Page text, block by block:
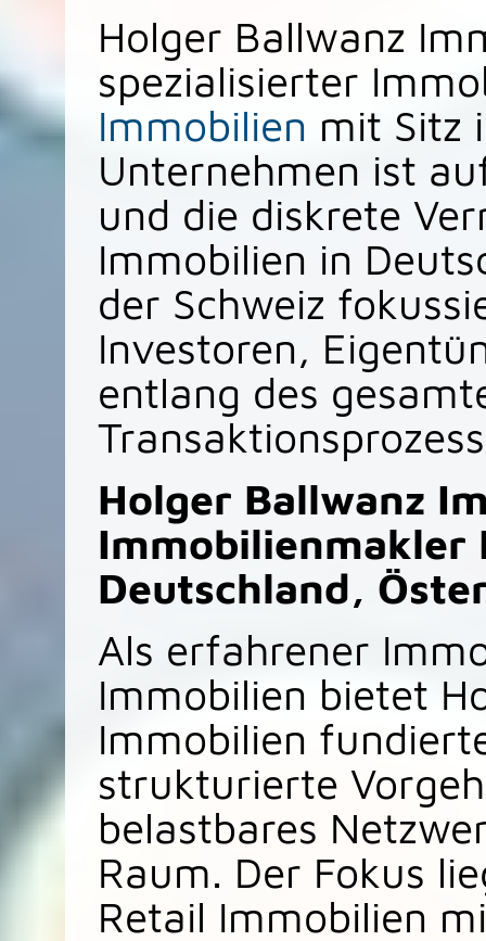
Holger Ballwanz
spezialisierter
Immobilien mit Sitz
Unternehmen ist
und die diskrete
Immobilien in
der Schweiz
Investoren,
entlang des
Holger Ballwanz
Immobilienmakler
Deutschland,
Als erfahrener
Immobilien bietet
Immobilien
strukturierte
belastbares
Raum. Der Fokus
Retail Immobilien